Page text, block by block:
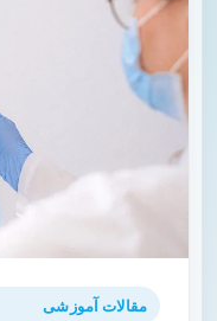
مقالات آموزشی